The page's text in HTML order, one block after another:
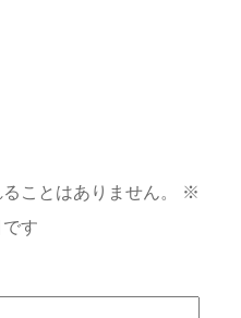
ことはありません。
※
す